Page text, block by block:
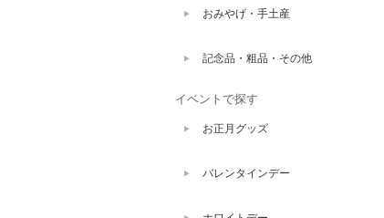
おみやげ・手土産
記念品・粗品・その他
イベントで探す
お正月グッズ
バレンタインデー